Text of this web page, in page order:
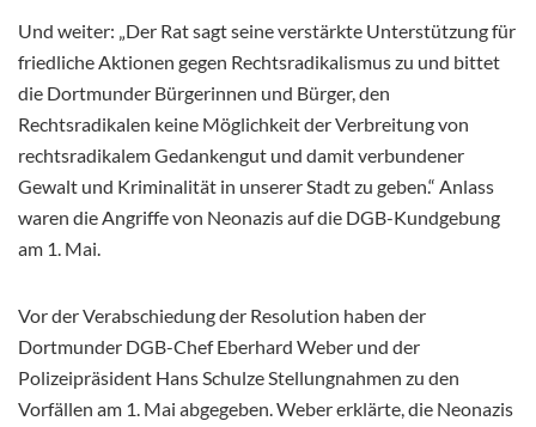
Und weiter: „Der Rat sagt seine verstärkte Unterstützung für
friedliche Aktionen gegen Rechtsradikalismus zu und bittet
die Dortmunder Bürgerinnen und Bürger, den
Rechtsradikalen keine Möglichkeit der Verbreitung von
rechtsradikalem Gedankengut und damit verbundener
Gewalt und Kriminalität in unserer Stadt zu geben.“ Anlass
waren die Angriffe von Neonazis auf die DGB-Kundgebung
am 1. Mai.
Vor der Verabschiedung der Resolution haben der
Dortmunder DGB-Chef Eberhard Weber und der
Polizeipräsident Hans Schulze Stellungnahmen zu den
Vorfällen am 1. Mai abgegeben. Weber erklärte, die Neonazis